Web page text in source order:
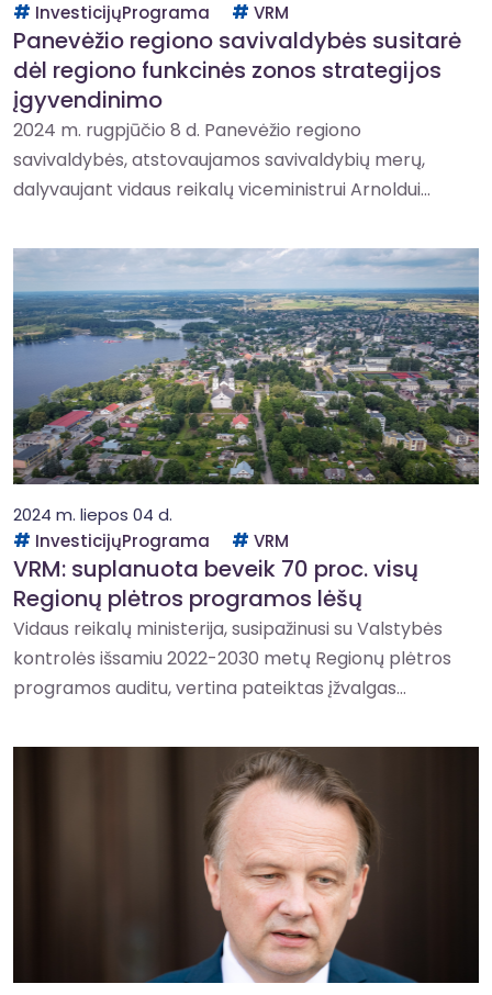
InvesticijųPrograma
VRM
Panevėžio regiono savivaldybės susitarė
dėl regiono funkcinės zonos strategijos
įgyvendinimo
2024 m. rugpjūčio 8 d. Panevėžio regiono
savivaldybės, atstovaujamos savivaldybių merų,
dalyvaujant vidaus reikalų viceministrui Arnoldui...
2024 m. liepos 04 d.
InvesticijųPrograma
VRM
VRM: suplanuota beveik 70 proc. visų
Regionų plėtros programos lėšų
Vidaus reikalų ministerija, susipažinusi su Valstybės
kontrolės išsamiu 2022-2030 metų Regionų plėtros
programos auditu, vertina pateiktas įžvalgas...